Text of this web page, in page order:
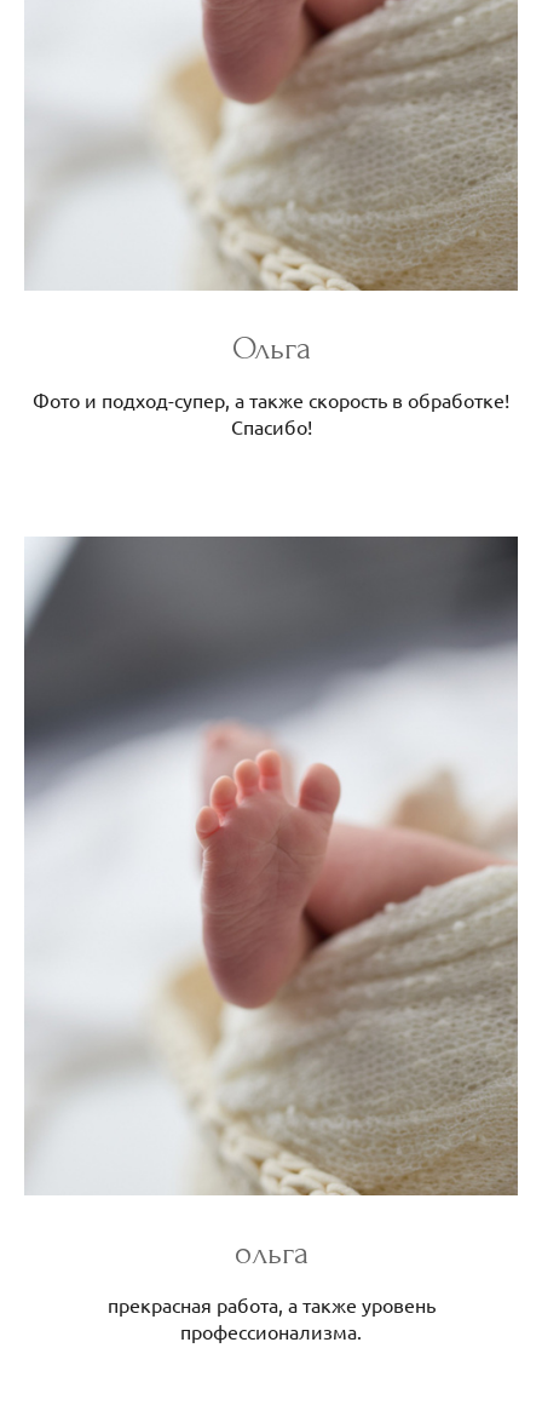
Ольга
Фото и подход-супер, а также скорость в обработке!
Спасибо!
ольга
прекрасная работа, а также уровень
профессионализма.